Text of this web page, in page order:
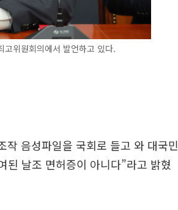
위원회의에서 발언하고 있다.
음성파일을 국회로 들고 와 대국민
된 날조 면허증이 아니다”라고 밝혔